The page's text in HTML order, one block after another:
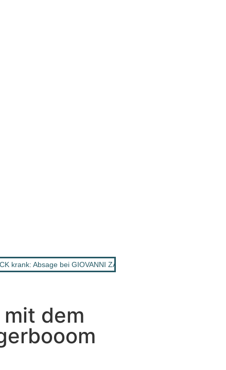
krank: Absage bei GIOVANNI ZARRELLA Show
mit dem